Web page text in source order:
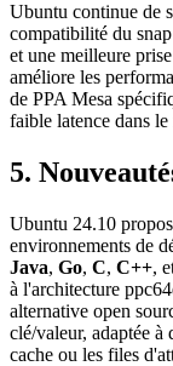
Ubuntu continue de
compatibilité du
et une meilleure
améliore les
de PPA Mesa
faible latence dans
5.
Ubuntu 24.10
environnements de
Java, Go, C, C++,
à l'architecture
alternative open
clé/valeur, adaptée à
cache ou les files